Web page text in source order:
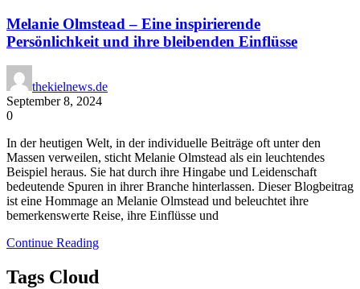
Melanie Olmstead – Eine inspirierende
Persönlichkeit und ihre bleibenden Einflüsse
thekielnews.de
September 8, 2024
0
In der heutigen Welt, in der individuelle Beiträge oft unter den
Massen verweilen, sticht Melanie Olmstead als ein leuchtendes
Beispiel heraus. Sie hat durch ihre Hingabe und Leidenschaft
bedeutende Spuren in ihrer Branche hinterlassen. Dieser Blogbeitrag
ist eine Hommage an Melanie Olmstead und beleuchtet ihre
bemerkenswerte Reise, ihre Einflüsse und
Continue Reading
Tags Cloud